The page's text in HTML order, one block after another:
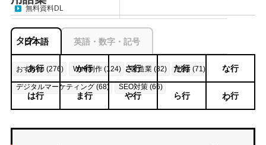
無料資料DL
タグ
おすすめ (276) Web制作 (124) 製造業 (82) 戦略 (71)
デジタルマーケティング (68)
SEO対策 (66)
もっと見る
日本語 英語・数字・記号
あ行 か行 さ行 た行 な行
は行 ま行 や行 ら行 わ行